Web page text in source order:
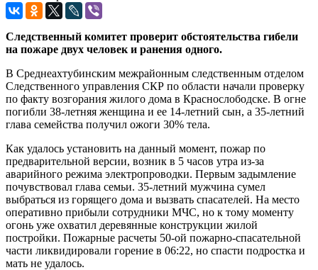
Следственный комитет проверит обстоятельства гибели
на пожаре двух человек и ранения одного.
В Среднеахтубинским межрайонным следственным отделом
Следственного управления СКР по области начали проверку
по факту возгорания жилого дома в Краснослободске. В огне
погибли 38-летняя женщина и ее 14-летний сын, а 35-летний
глава семейства получил ожоги 30% тела.
Как удалось установить на данный момент, пожар по
предварительной версии, возник в 5 часов утра из-за
аварийного режима электропроводки. Первым задымление
почувствовал глава семьи. 35-летний мужчина сумел
выбраться из горящего дома и вызвать спасателей. На место
оперативно прибыли сотрудники МЧС, но к тому моменту
огонь уже охватил деревянные конструкции жилой
постройки. Пожарные расчеты 50-ой пожарно-спасательной
части ликвидировали горение в 06:22, но спасти подростка и
мать не удалось.